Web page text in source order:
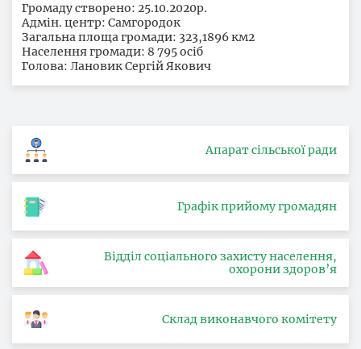
Громаду створено: 25.10.2020р.
Адмін. центр: Самгородок
Загальна площа громади: 323,1896 км2
Населення громади: 8 795 осіб
Голова: Лановик Сергій Якович
Апарат сільської ради
Графік прийому громадян
Відділ соціального захисту населення,
охорони здоров’я
Склад виконавчого комітету